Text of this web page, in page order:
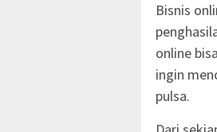
Bisnis
online
ingin
pulsa.